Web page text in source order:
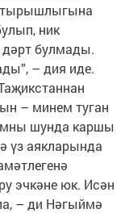
тырышлыгына
ник
дәрт булмады.
– дия иде.
– минем туган
шунда каршы
үз аякларында
эчкәне юк. Исән
– ди Нәгыймә